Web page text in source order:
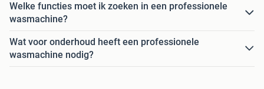
Welke functies moet ik zoeken in een professionele
wasmachine?
Wat voor onderhoud heeft een professionele
wasmachine nodig?